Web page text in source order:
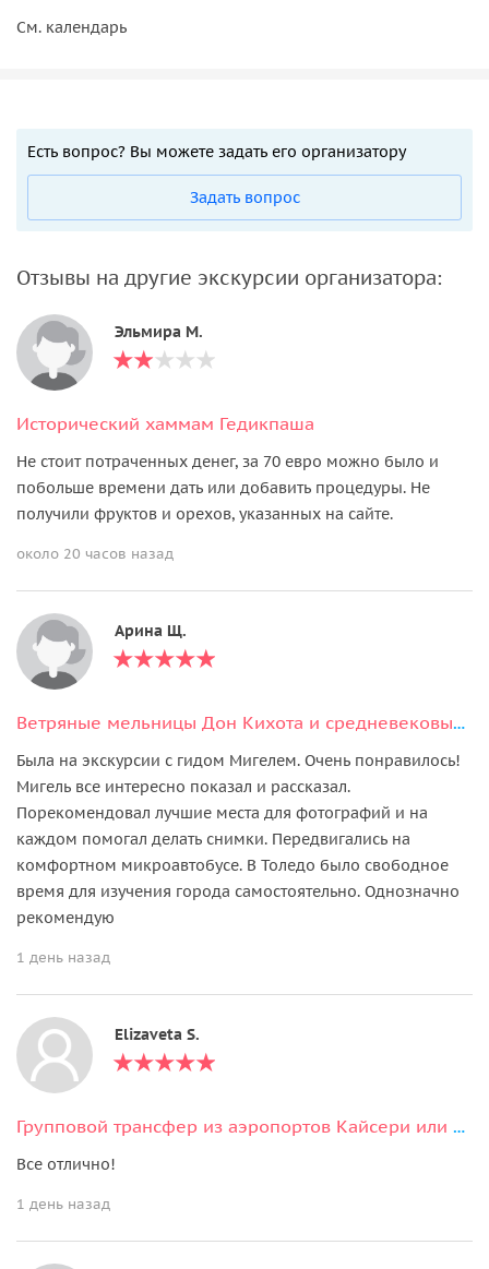
См. календарь
Есть вопрос? Вы можете задать его организатору
Задать вопрос
Отзывы на другие экскурсии организатора:
Эльмира М.
Исторический хаммам Гедикпаша
Не стоит потраченных денег, за 70 евро можно было и
побольше времени дать или добавить процедуры. Не
получили фруктов и орехов, указанных на сайте.
около 20 часов назад
Арина Щ.
Ветряные мельницы Дон Кихота и средневековый Толедо
Была на экскурсии с гидом Мигелем. Очень понравилось!
Мигель все интересно показал и рассказал.
Порекомендовал лучшие места для фотографий и на
каждом помогал делать снимки. Передвигались на
комфортном микроавтобусе. В Толедо было свободное
время для изучения города самостоятельно. Однозначно
рекомендую
1 день назад
Elizaveta S.
Групповой трансфер из аэропортов Кайсери или Невшехир
Все отлично!
1 день назад